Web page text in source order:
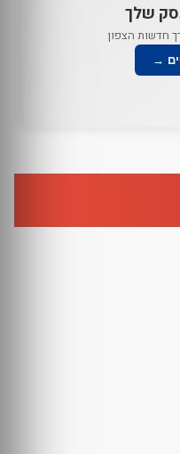
שלך
חדשות הצפון
→